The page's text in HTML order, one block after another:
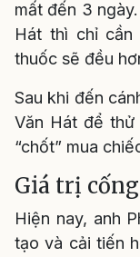
mất đến 3
Hát thì chỉ
thuốc sẽ đều
Sau khi đến
Văn Hát để thử
“chốt” mua
Giá trị
Hiện nay, anh
tạo và cải tiến